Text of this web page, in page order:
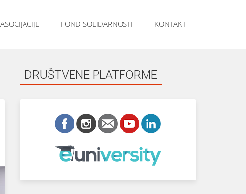
ASOCIJACIJE FOND SOLIDARNOSTI KONTAKT
DRUŠTVENE PLATFORME